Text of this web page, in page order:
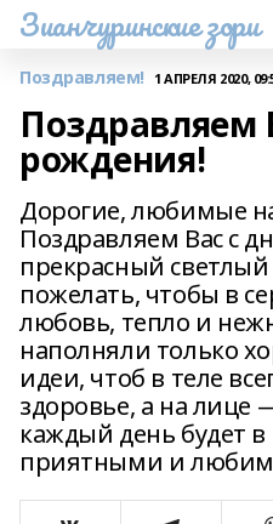
Зианчуринские зори
Поздравляем! 1 АПРЕЛЯ 2020,
Поздравляем
рождения!
Дорогие, любимые
Поздравляем Вас с
прекрасный
пожелать, чтобы в
любовь, тепло и
наполняли только
идеи, чтоб в теле
здоровье, а на лице
каждый день будет в
приятными и